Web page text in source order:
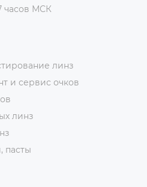
часов МСК
линз
и сервис очков
линз
пасты